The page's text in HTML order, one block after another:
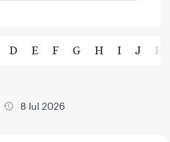
D E F G H I J K
8 Iul 2026